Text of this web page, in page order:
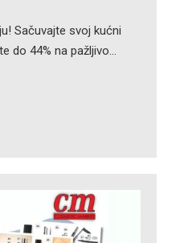
Sačuvajte svoj kućni
do 44% na pažljivo…